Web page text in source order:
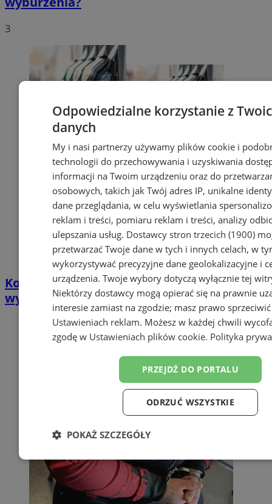
3
Kolizja na stacji paliw w Katowicach –
wyciek gazu po uszkodzeniu zaworu
Odpowiedzialne korzystanie z
danych
My i nasi partnerzy używamy plików cookie i
technologii do przechowywania i uzyskiwania
informacji na Twoim urządzeniu oraz do
osobowych, takich jak Twój adres IP, unikalne
dane przeglądania, w celu wyświetlania
reklam i treści, pomiaru reklam i treści, analizy
ulepszania usług. Dostawcy stron trzecich (1900)
przetwarzać Twoje dane w tych i innych celach, w
wykorzystywać precyzyjne dane geolokalizacyjne i
urządzenia. Twoje wybory dotyczą wyłącznie tej
Niektórzy dostawcy mogą opierać się na prawnie
interesie zamiast na zgodzie; masz prawo
Ustawieniach reklam. Możesz w każdej chwili
zgodę w Ustawieniach plików cookie. Polityka
PRZEJDŹ DO PORTALU
ODRZUĆ WSZYSTKIE
POKAŻ SZCZEGÓŁY
Niezbędne Wydajność Targetowanie